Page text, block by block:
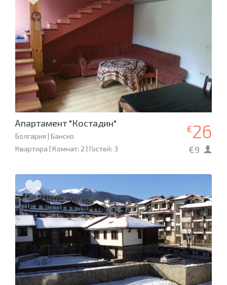
Апартамент "Костадин"
Болгария | Банско
Квартира | Комнат: 2 | Гостей: 3
€26
€9